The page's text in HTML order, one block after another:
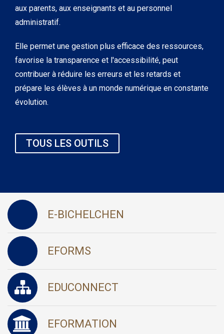
aux parents, aux enseignants et au personnel
administratif.
Elle permet une gestion plus efficace des ressources,
favorise la transparence et l'accessibilité, peut
contribuer à réduire les erreurs et les retards et
prépare les élèves à un monde numérique en constante
évolution.
TOUS LES OUTILS
E-BICHELCHEN
EFORMS
EDUCONNECT
EFORMATION